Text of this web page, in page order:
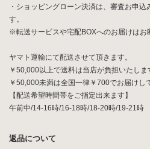
・ショッピングローン決済は、審査お申
す。
※転送サービスや宅配BOXへのお届けはお
ヤマト運輸にて配送させて頂きます。
￥50,000以上で送料は当店が負担いたしま
￥50,000未満は全国一律￥700でお届けし
【配送希望時間帯をご指定出来ます】
午前中/14-16時/16-18時/18-20時/19-21時
返品について